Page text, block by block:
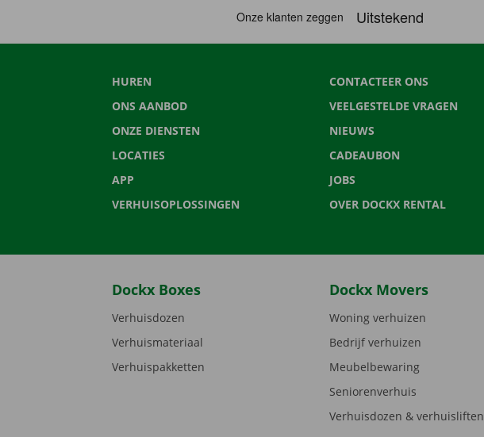
HUREN
ONS AANBOD
ONZE DIENSTEN
LOCATIES
APP
VERHUISOPLOSSINGEN
CONTACTEER ONS
VEELGESTELDE VRAGEN
NIEUWS
CADEAUBON
JOBS
OVER DOCKX RENTAL
Dockx Boxes
Verhuisdozen
Verhuismateriaal
Verhuispakketten
Dockx Movers
Woning verhuizen
Bedrijf verhuizen
Meubelbewaring
Seniorenverhuis
Verhuisdozen & verhuisliften